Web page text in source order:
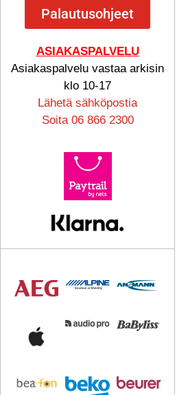
Palautusohjeet
ASIAKASPALVELU
Asiakaspalvelu vastaa arkisin
klo 10-17
Lähetä sähköpostia
Soita 06 866 2300